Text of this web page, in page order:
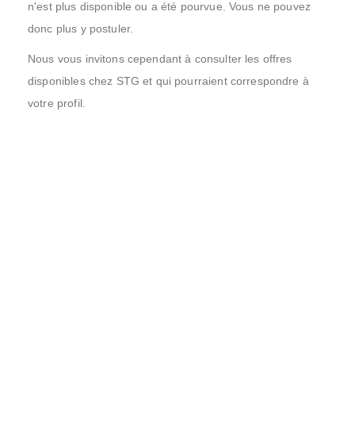
n'est plus disponible ou a été pourvue. Vous ne pouvez
donc plus y postuler.
Nous vous invitons cependant à consulter les offres
disponibles chez STG et qui pourraient correspondre à
votre profil.